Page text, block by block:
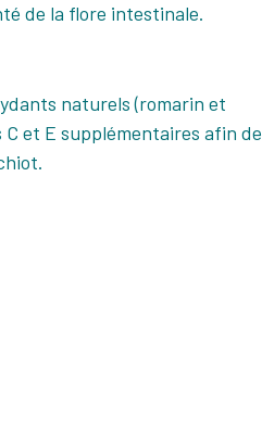
de la flore intestinale.
naturels (romarin et
et E supplémentaires afin de